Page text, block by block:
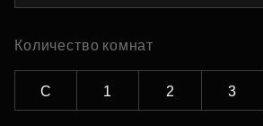
Количество комнат
С 1 2 3